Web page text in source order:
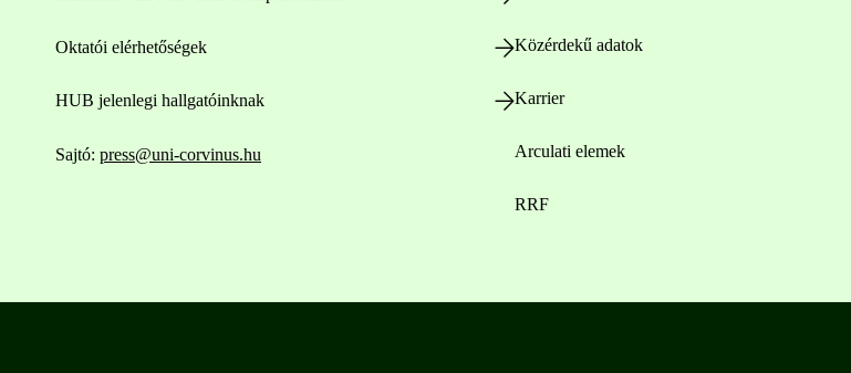
Oktatói elérhetőségek
HUB jelenlegi hallgatóinknak
Sajtó: press@uni-corvinus.hu
Közérdekű adatok
Karrier
Arculati elemek
RRF